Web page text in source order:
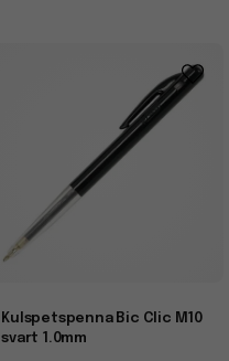
Kulspetspenna Bic Clic M10
svart 1.0mm